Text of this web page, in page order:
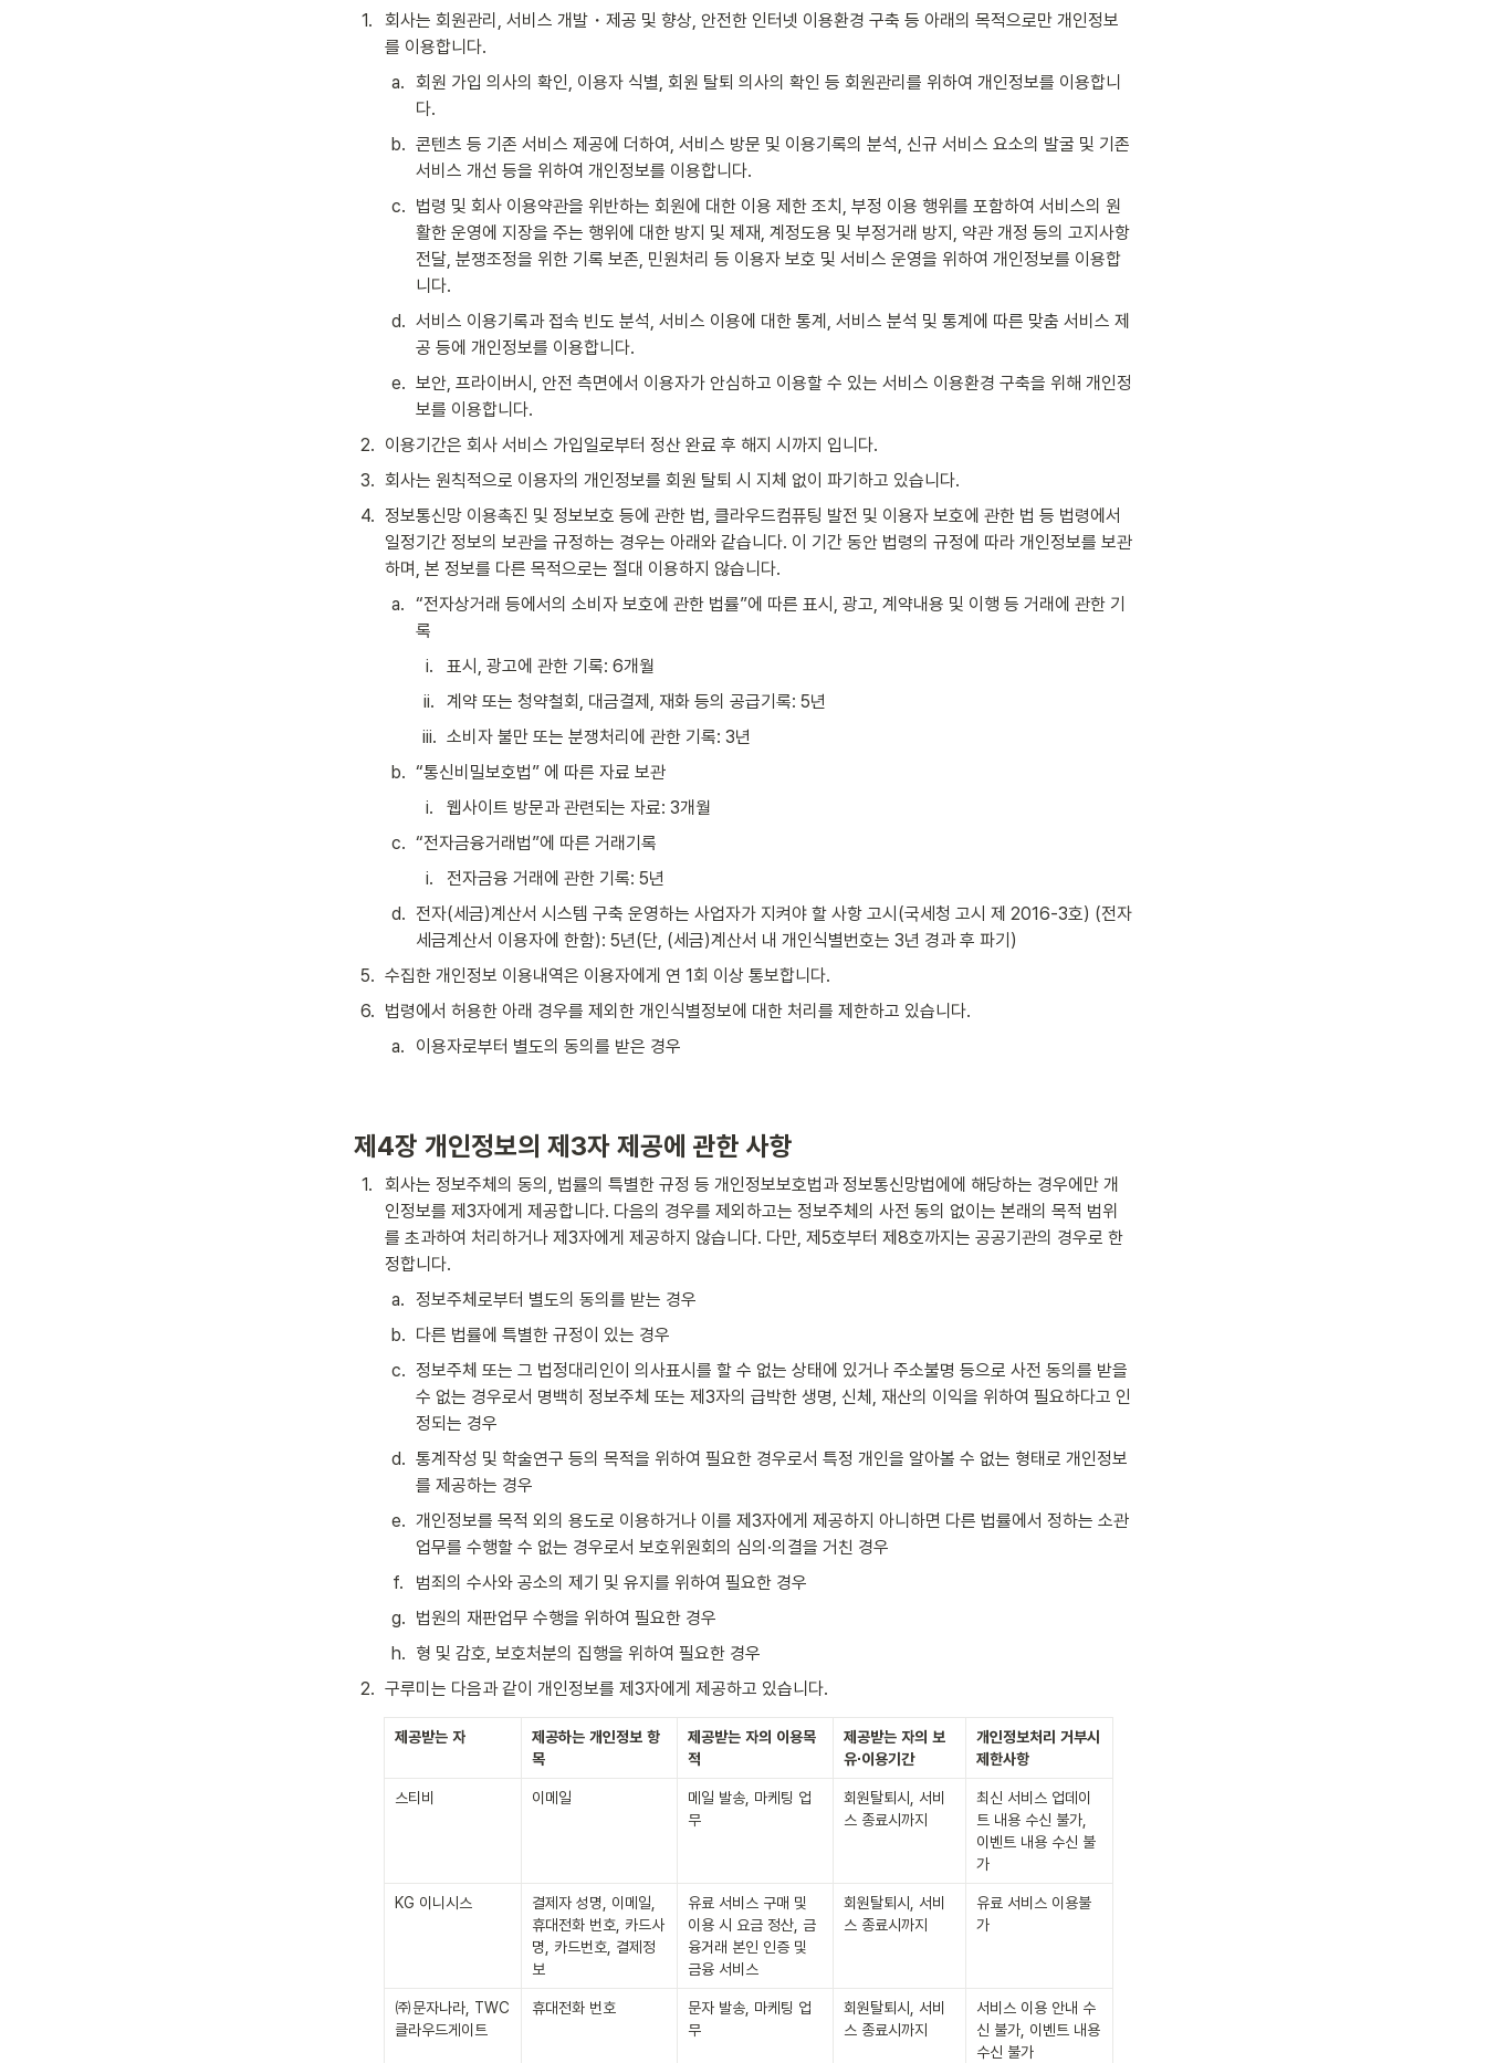
1.
회사는 회원관리, 서비스 개발・제공 및 향상, 안전한 인터넷 이용환경 구축 등 아래의 목적으로만 개인정보
를 이용합니다.
a. 회원 가입 의사의 확인, 이용자 식별, 회원 탈퇴 의사의 확인 등 회원관리를 위하여 개인정보를 이용합니
다.
b. 콘텐츠 등 기존 서비스 제공에 더하여, 서비스 방문 및 이용기록의 분석, 신규 서비스 요소의 발굴 및 기존
서비스 개선 등을 위하여 개인정보를 이용합니다.
c. 법령 및 회사 이용약관을 위반하는 회원에 대한 이용 제한 조치, 부정 이용 행위를 포함하여 서비스의 원
활한 운영에 지장을 주는 행위에 대한 방지 및 제재, 계정도용 및 부정거래 방지, 약관 개정 등의 고지사항
전달, 분쟁조정을 위한 기록 보존, 민원처리 등 이용자 보호 및 서비스 운영을 위하여 개인정보를 이용합
니다.
d. 서비스 이용기록과 접속 빈도 분석, 서비스 이용에 대한 통계, 서비스 분석 및 통계에 따른 맞춤 서비스 제
공 등에 개인정보를 이용합니다.
e. 보안, 프라이버시, 안전 측면에서 이용자가 안심하고 이용할 수 있는 서비스 이용환경 구축을 위해 개인정
보를 이용합니다.
2. 이용기간은 회사 서비스 가입일로부터 정산 완료 후 해지 시까지 입니다.
3. 회사는 원칙적으로 이용자의 개인정보를 회원 탈퇴 시 지체 없이 파기하고 있습니다.
4. 정보통신망 이용촉진 및 정보보호 등에 관한 법, 클라우드컴퓨팅 발전 및 이용자 보호에 관한 법 등 법령에서
일정기간 정보의 보관을 규정하는 경우는 아래와 같습니다. 이 기간 동안 법령의 규정에 따라 개인정보를 보관
하며, 본 정보를 다른 목적으로는 절대 이용하지 않습니다.
a. “전자상거래 등에서의 소비자 보호에 관한 법률”에 따른 표시, 광고, 계약내용 및 이행 등 거래에 관한 기
록
i.
표시, 광고에 관한 기록: 6개월
ii.
계약 또는 청약철회, 대금결제, 재화 등의 공급기록: 5년
iii. 소비자 불만 또는 분쟁처리에 관한 기록: 3년
b. “통신비밀보호법” 에 따른 자료 보관
i.
웹사이트 방문과 관련되는 자료: 3개월
c. “전자금융거래법”에 따른 거래기록
i.
전자금융 거래에 관한 기록: 5년
d. 전자(세금)계산서 시스템 구축 운영하는 사업자가 지켜야 할 사항 고시(국세청 고시 제 2016-3호) (전자
세금계산서 이용자에 한함): 5년(단, (세금)계산서 내 개인식별번호는 3년 경과 후 파기)
5. 수집한 개인정보 이용내역은 이용자에게 연 1회 이상 통보합니다.
6. 법령에서 허용한 아래 경우를 제외한 개인식별정보에 대한 처리를 제한하고 있습니다.
a. 이용자로부터 별도의 동의를 받은 경우
제4장 개인정보의 제3자 제공에 관한 사항
1.
회사는 정보주체의 동의, 법률의 특별한 규정 등 개인정보보호법과 정보통신망법에에 해당하는 경우에만 개
인정보를 제3자에게 제공합니다. 다음의 경우를 제외하고는 정보주체의 사전 동의 없이는 본래의 목적 범위
를 초과하여 처리하거나 제3자에게 제공하지 않습니다. 다만, 제5호부터 제8호까지는 공공기관의 경우로 한
정합니다.
a. 정보주체로부터 별도의 동의를 받는 경우
b. 다른 법률에 특별한 규정이 있는 경우
c. 정보주체 또는 그 법정대리인이 의사표시를 할 수 없는 상태에 있거나 주소불명 등으로 사전 동의를 받을
수 없는 경우로서 명백히 정보주체 또는 제3자의 급박한 생명, 신체, 재산의 이익을 위하여 필요하다고 인
정되는 경우
d. 통계작성 및 학술연구 등의 목적을 위하여 필요한 경우로서 특정 개인을 알아볼 수 없는 형태로 개인정보
를 제공하는 경우
e. 개인정보를 목적 외의 용도로 이용하거나 이를 제3자에게 제공하지 아니하면 다른 법률에서 정하는 소관
업무를 수행할 수 없는 경우로서 보호위원회의 심의·의결을 거친 경우
f.
범죄의 수사와 공소의 제기 및 유지를 위하여 필요한 경우
g. 법원의 재판업무 수행을 위하여 필요한 경우
h. 형 및 감호, 보호처분의 집행을 위하여 필요한 경우
2. 구루미는 다음과 같이 개인정보를 제3자에게 제공하고 있습니다.
제공받는 자 제공하는 개인정보 항
목
제공받는 자의 이용목
적
제공받는 자의 보
유∙이용기간
개인정보처리 거부시
제한사항
스티비 이메일
메일 발송, 마케팅 업
무
회원탈퇴시, 서비
스 종료시까지
최신 서비스 업데이
트 내용 수신 불가,
이벤트 내용 수신 불
가
KG 이니시스
결제자 성명, 이메일,
휴대전화 번호, 카드사
명, 카드번호, 결제정
보
유료 서비스 구매 및
이용 시 요금 정산, 금
융거래 본인 인증 및
금융 서비스
회원탈퇴시, 서비
스 종료시까지
유료 서비스 이용불
가
㈜문자나라, TWC
클라우드게이트
휴대전화 번호
문자 발송, 마케팅 업
무
회원탈퇴시, 서비
스 종료시까지
서비스 이용 안내 수
신 불가, 이벤트 내용
수신 불가